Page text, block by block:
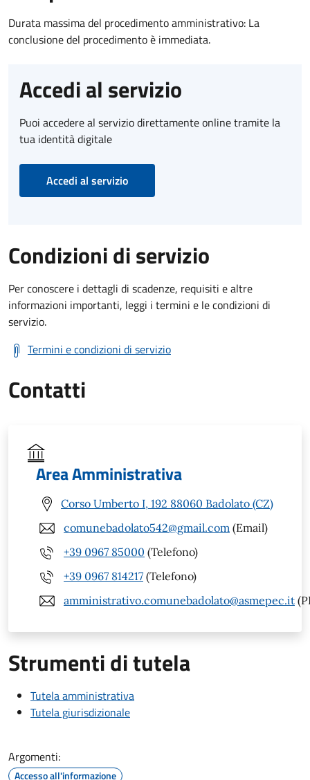
Durata massima del procedimento amministrativo: La
conclusione del procedimento è immediata.
Accedi al servizio
Puoi accedere al servizio direttamente online tramite la
tua identità digitale
Accedi al servizio
Condizioni di servizio
Per conoscere i dettagli di scadenze, requisiti e altre
informazioni importanti, leggi i termini e le condizioni di
servizio.
Termini e condizioni di servizio
Contatti
Area Amministrativa
Corso Umberto I, 192 88060 Badolato (CZ)
comunebadolato542@gmail.com (Email)
+39 0967 85000 (Telefono)
+39 0967 814217 (Telefono)
amministrativo.comunebadolato@asmepec.it
Strumenti di tutela
Tutela amministrativa
Tutela giurisdizionale
Argomenti:
Accesso all'informazione